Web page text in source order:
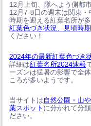
12月上旬、隊へよう側都
12月7-8日の週末は関東
時期を迎える紅葉名所が
紅葉色づき状況、見頃時
ください！
2024年の最新紅葉色づき
詳細は紅葉名所2024速報
ーズンは猛暑の影響で全
ころが多いようです。
当サイトは自然公園・山
葉スポット に分かれて分
ださい。